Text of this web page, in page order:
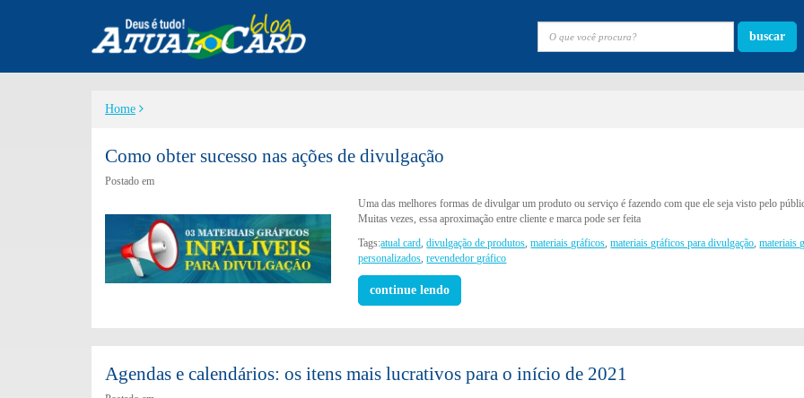
buscar
Home
Como obter sucesso nas ações de divulgação
Postado em
Uma das melhores formas de divulgar um produto ou serviço é fazendo com que ele seja visto pelo
Muitas vezes, essa aproximação entre cliente e marca pode ser feita
Tags:atual card ,divulgação de produtos ,materiais gráficos ,materiais gráficos para divulgação ,materiais
personalizados ,revendedor gráfico
continue lendo
Agendas e calendários: os itens mais lucrativos para o início de 2021